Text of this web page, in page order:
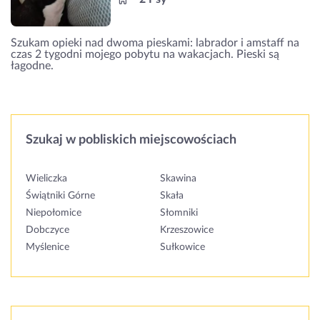
Szukam opieki nad dwoma pieskami: labrador i amstaff na
czas 2 tygodni mojego pobytu na wakacjach. Pieski są
łagodne.
Szukaj w pobliskich miejscowościach
Wieliczka
Skawina
Świątniki Górne
Skała
Niepołomice
Słomniki
Dobczyce
Krzeszowice
Myślenice
Sułkowice